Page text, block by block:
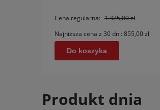
Cena regularna: 1 325,00 zł
Najniższa cena z 30 dni: 855,00 zł
Do koszyka
Produkt dnia